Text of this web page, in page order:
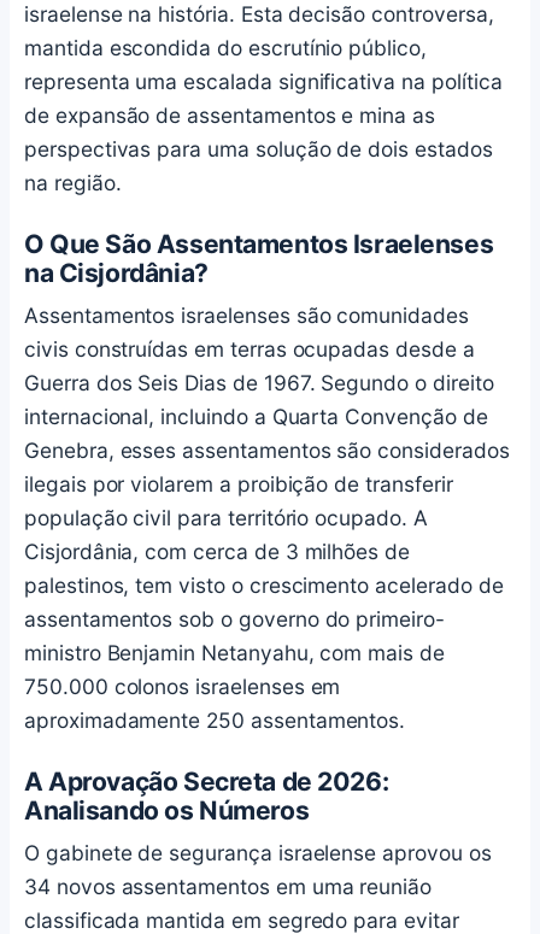
israelense na história. Esta decisão controversa,
mantida escondida do escrutínio público,
representa uma escalada significativa na política
de expansão de assentamentos e mina as
perspectivas para uma solução de dois estados
na região.
O Que São Assentamentos Israelenses
na Cisjordânia?
Assentamentos israelenses são comunidades
civis construídas em terras ocupadas desde a
Guerra dos Seis Dias de 1967. Segundo o direito
internacional, incluindo a Quarta Convenção de
Genebra, esses assentamentos são considerados
ilegais por violarem a proibição de transferir
população civil para território ocupado. A
Cisjordânia, com cerca de 3 milhões de
palestinos, tem visto o crescimento acelerado de
assentamentos sob o governo do primeiro-
ministro Benjamin Netanyahu, com mais de
750.000 colonos israelenses em
aproximadamente 250 assentamentos.
A Aprovação Secreta de 2026:
Analisando os Números
O gabinete de segurança israelense aprovou os
34 novos assentamentos em uma reunião
classificada mantida em segredo para evitar